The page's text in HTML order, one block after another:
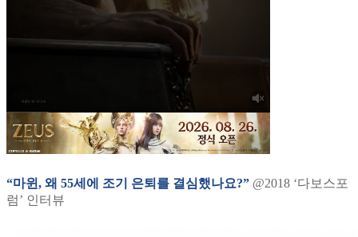
“마윈, 왜 55세에 조기 은퇴를 결심했나요?” @2018 ‘다보스포
럼’ 인터뷰